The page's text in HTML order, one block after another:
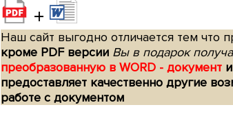
+
Наш сайт выгодно отличается тем что
кроме PDF версии Вы в подарок
преобразованную в WORD - документ
предоставляет качественно другие
работе с документом